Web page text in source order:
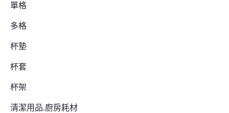
單格
多格
杯墊
杯套
杯架
清潔用品.廚房耗材